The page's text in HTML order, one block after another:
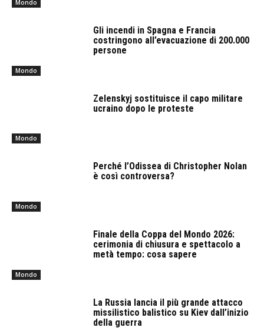
Mondo
Mondo
Gli incendi in Spagna e Francia
costringono all’evacuazione di 200.000
persone
Mondo
Zelenskyj sostituisce il capo militare
ucraino dopo le proteste
Mondo
Perché l’Odissea di Christopher Nolan
è così controversa?
Mondo
Finale della Coppa del Mondo 2026:
cerimonia di chiusura e spettacolo a
metà tempo: cosa sapere
La Russia lancia il più grande attacco
missilistico balistico su Kiev dall’inizio
della guerra